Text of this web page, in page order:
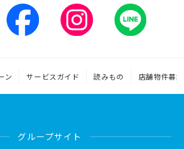
ン サービスガイド 読みもの 店舗物件募集
グループサイト